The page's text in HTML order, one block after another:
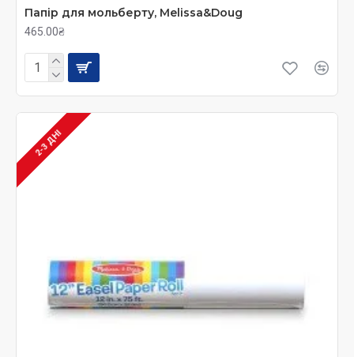
Папір для мольберту, Melissa&Doug
465.00₴
2-3 ДНІ